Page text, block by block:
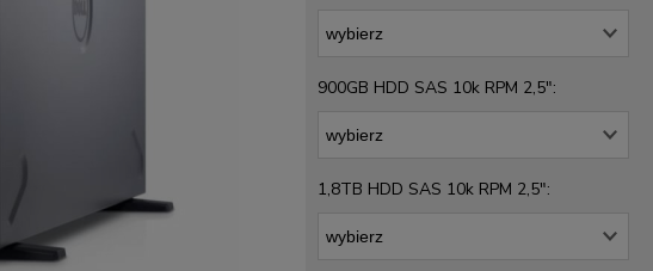
900GB HDD SAS 10k RPM 2,5":
1,8TB HDD SAS 10k RPM 2,5":